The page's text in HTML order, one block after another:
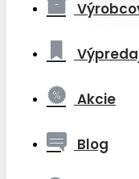
Akcie
Blog